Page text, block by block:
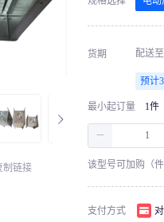
制链接
货期 配送至
预计
最小起订量 1件
－
该型号可加购（
支付方式